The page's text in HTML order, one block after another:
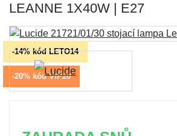
LEANNE 1X40W | E27
-14% kód LETO14
-20% kód VIP20